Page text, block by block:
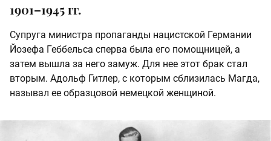
1901–1945 гг.
Супруга министра пропаганды нацистской Германии
Йозефа Геббельса сперва была его помощницей, а
затем вышла за него замуж. Для нее этот брак стал
вторым. Адольф Гитлер, с которым сблизилась Магда,
называл ее образцовой немецкой женщиной.